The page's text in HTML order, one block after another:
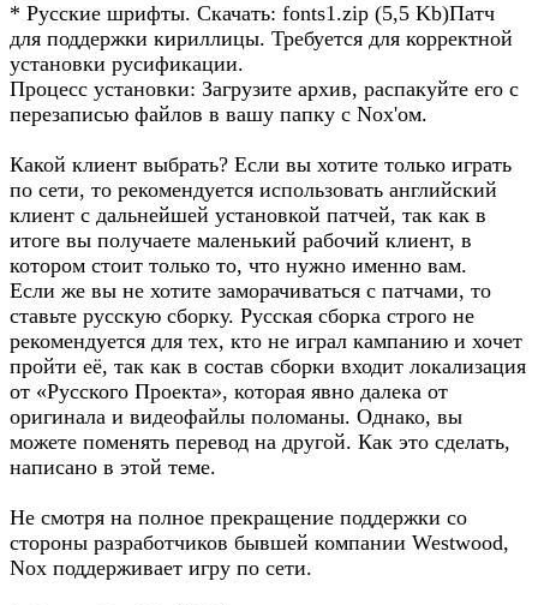
* Русские шрифты. Скачать: fonts1.zip (5,5 Kb)Патч
для поддержки кириллицы. Требуется для корректной
установки русификации.
Процесс установки: Загрузите архив, распакуйте его с
перезаписью файлов в вашу папку с Nox'ом.
Какой клиент выбрать? Если вы хотите только играть
по сети, то рекомендуется использовать английский
клиент с дальнейшей установкой патчей, так как в
итоге вы получаете маленький рабочий клиент, в
котором стоит только то, что нужно именно вам.
Если же вы не хотите заморачиваться с патчами, то
ставьте русскую сборку. Русская сборка строго не
рекомендуется для тех, кто не играл кампанию и хочет
пройти её, так как в состав сборки входит локализация
от «Русского Проекта», которая явно далека от
оригинала и видеофайлы поломаны. Однако, вы
можете поменять перевод на другой. Как это сделать,
написано в этой теме.
Не смотря на полное прекращение поддержки со
стороны разработчиков бывшей компании Westwood,
Nox поддерживает игру по сети.